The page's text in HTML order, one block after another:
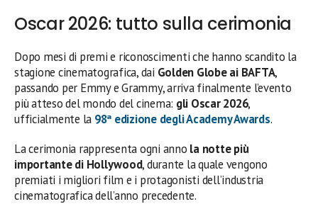
Oscar 2026: tutto sulla cerimonia
Dopo mesi di premi e riconoscimenti che hanno scandito la
stagione cinematografica, dai Golden Globe ai BAFTA,
passando per Emmy e Grammy, arriva finalmente l’evento
più atteso del mondo del cinema: gli Oscar 2026,
ufficialmente la 98ª edizione degli Academy Awards.
La cerimonia rappresenta ogni anno la notte più
importante di Hollywood, durante la quale vengono
premiati i migliori film e i protagonisti dell’industria
cinematografica dell’anno precedente.